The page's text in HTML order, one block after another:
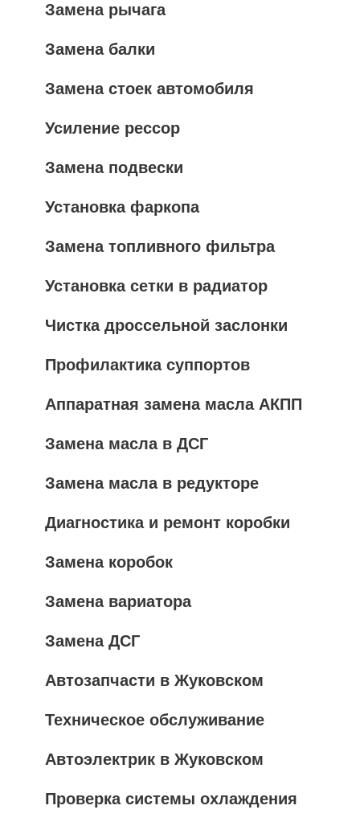
Замена рычага
Замена балки
Замена стоек автомобиля
Усиление рессор
Замена подвески
Установка фаркопа
Замена топливного фильтра
Установка сетки в радиатор
Чистка дроссельной заслонки
Профилактика суппортов
Аппаратная замена масла АКПП
Замена масла в ДСГ
Замена масла в редукторе
Диагностика и ремонт коробки
Замена коробок
Замена вариатора
Замена ДСГ
Автозапчасти в Жуковском
Техническое обслуживание
Автоэлектрик в Жуковском
Проверка системы охлаждения